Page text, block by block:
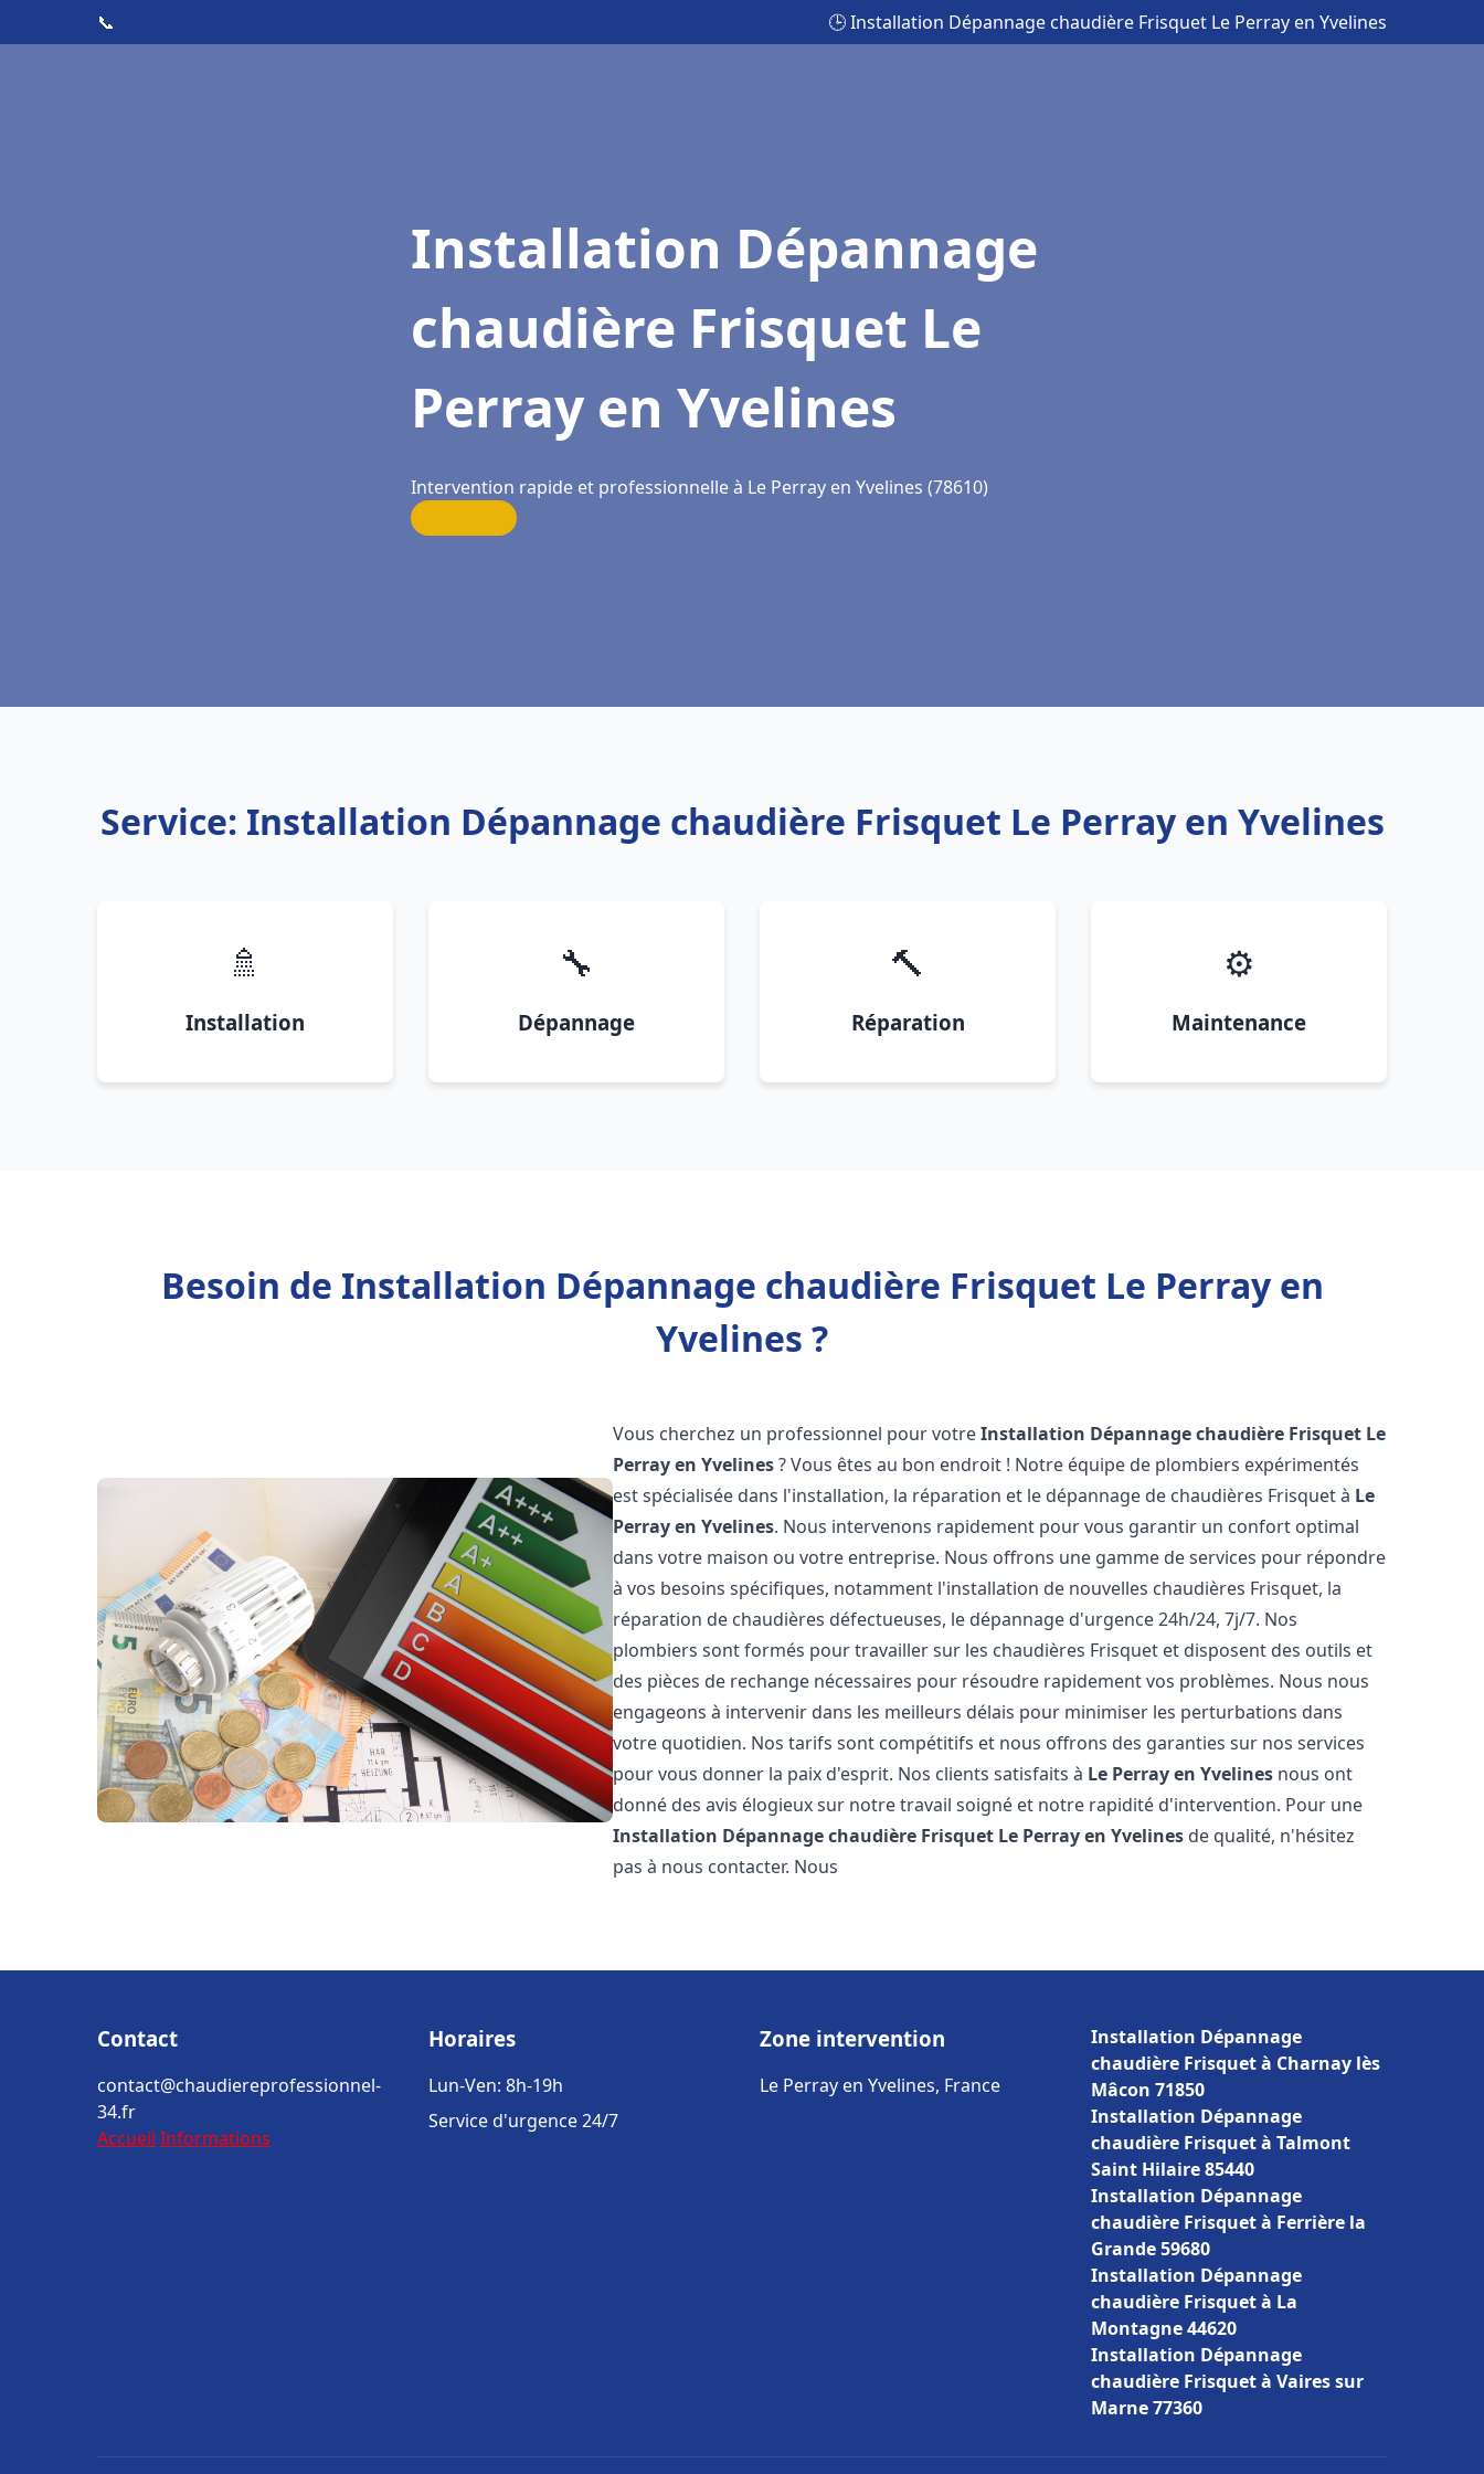
📞 🕒 Installation Dépannage chaudière Frisquet Le Perray en Yvelines
Installation Dépannage
chaudière Frisquet Le
Perray en Yvelines
Intervention rapide et professionnelle à Le Perray en Yvelines (78610)
Service: Installation Dépannage chaudière Frisquet Le Perray en Yvelines
🚿
Installation
🔧
Dépannage
🔨
Réparation
⚙️
Maintenance
Besoin de Installation Dépannage chaudière Frisquet Le Perray en
Yvelines ?
Vous cherchez un professionnel pour votreInstallation Dépannage chaudière Frisquet Le
Perray en Yvelines? Vous êtes au bon endroit ! Notre équipe de plombiers expérimentés
est spécialisée dans l'installation, la réparation et le dépannage de chaudières Frisquet à Le
Perray en Yvelines. Nous intervenons rapidement pour vous garantir un confort optimal
dans votre maison ou votre entreprise. Nous offrons une gamme de services pour répondre
à vos besoins spécifiques, notamment l'installation de nouvelles chaudières Frisquet, la
réparation de chaudières défectueuses, le dépannage d'urgence 24h/24, 7j/7. Nos
plombiers sont formés pour travailler sur les chaudières Frisquet et disposent des outils et
des pièces de rechange nécessaires pour résoudre rapidement vos problèmes. Nous nous
engageons à intervenir dans les meilleurs délais pour minimiser les perturbations dans
votre quotidien. Nos tarifs sont compétitifs et nous offrons des garanties sur nos services
pour vous donner la paix d'esprit. Nos clients satisfaits à Le Perray en Yvelines nous ont
donné des avis élogieux sur notre travail soigné et notre rapidité d'intervention. Pour une
Installation Dépannage chaudière Frisquet Le Perray en Yvelines de qualité, n'hésitez
pas à nous contacter. Nous
Contact
contact@chaudiereprofessionnel-
34.fr
Accueil Informations
Horaires
Lun-Ven: 8h-19h
Service d'urgence 24/7
Zone intervention
Le Perray en Yvelines, France
Installation Dépannage
chaudière Frisquet à Charnay lès
Mâcon 71850
Installation Dépannage
chaudière Frisquet à Talmont
Saint Hilaire 85440
Installation Dépannage
chaudière Frisquet à Ferrière la
Grande 59680
Installation Dépannage
chaudière Frisquet à La
Montagne 44620
Installation Dépannage
chaudière Frisquet à Vaires sur
Marne 77360